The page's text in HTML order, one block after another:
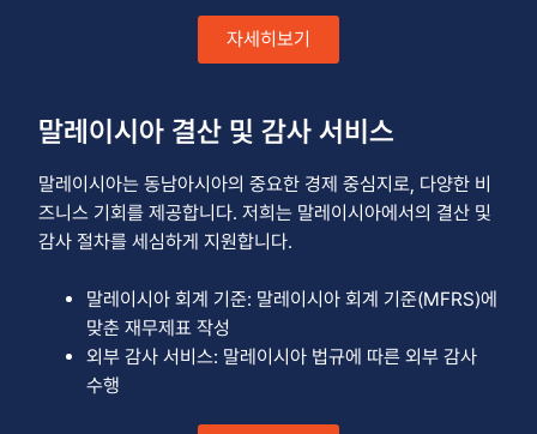
자세히보기
말레이시아 결산 및 감사 서비스
말레이시아는 동남아시아의 중요한 경제 중심지로, 다양한 비
즈니스 기회를 제공합니다. 저희는 말레이시아에서의 결산 및
감사 절차를 세심하게 지원합니다.
말레이시아 회계 기준: 말레이시아 회계 기준(MFRS)에
맞춘 재무제표 작성
외부 감사 서비스: 말레이시아 법규에 따른 외부 감사
수행